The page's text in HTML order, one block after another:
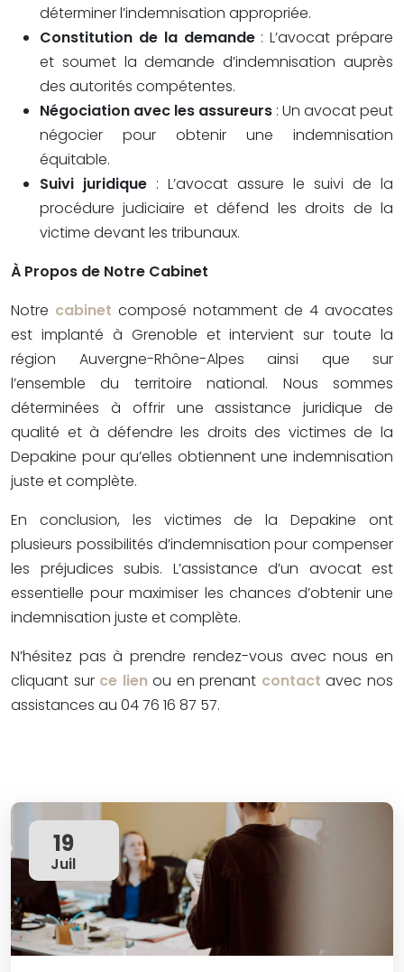
déterminer l’indemnisation appropriée.
Constitution de la demande: L’avocat prépare
et soumet la demande d’indemnisation auprès
des autorités compétentes.
Négociation avec les assureurs : Un avocat peut
négocier pour obtenir une indemnisation
équitable.
Suivi juridique : L’avocat assure le suivi de la
procédure judiciaire et défend les droits de la
victime devant les tribunaux.
À Propos de Notre Cabinet
Notre cabinet composé notamment de 4 avocates
est implanté à Grenoble et intervient sur toute la
région Auvergne-Rhône-Alpes ainsi que sur
l’ensemble du territoire national. Nous sommes
déterminées à offrir une assistance juridique de
qualité et à défendre les droits des victimes de la
Depakine pour qu’elles obtiennent une indemnisation
juste et complète.
En conclusion, les victimes de la Depakine ont
plusieurs possibilités d’indemnisation pour compenser
les préjudices subis. L’assistance d’un avocat est
essentielle pour maximiser les chances d’obtenir une
indemnisation juste et complète.
N’hésitez pas à prendre rendez-vous avec nous en
cliquant sur ce lienou en prenant contact avec nos
assistances au 04 76 16 87 57.
19
Juil